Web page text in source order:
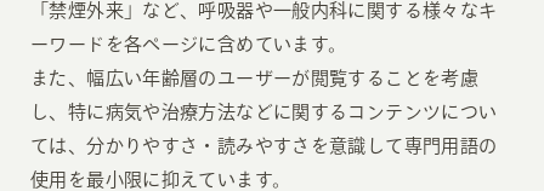
「禁煙外来」など、呼吸器や一般内科に関する様々なキ
ーワードを各ページに含めています。
また、幅広い年齢層のユーザーが閲覧することを考慮
し、特に病気や治療方法などに関するコンテンツについ
ては、分かりやすさ・読みやすさを意識して専門用語の
使用を最小限に抑えています。